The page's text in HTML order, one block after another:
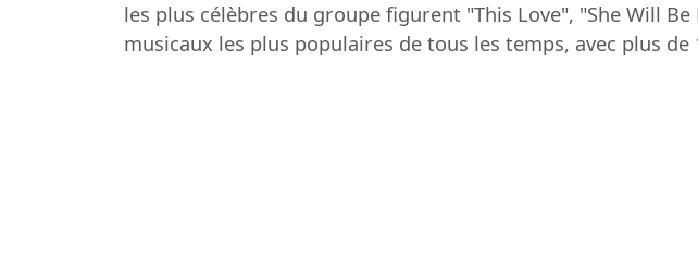
les plus célèbres du groupe figurent "This Love", "She Will
musicaux les plus populaires de tous les temps, avec plus